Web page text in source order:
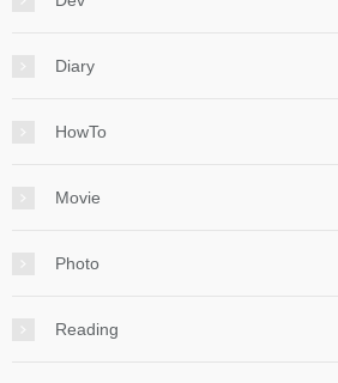
Diary
HowTo
Movie
Photo
Reading